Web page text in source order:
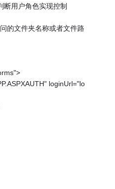
断用户角色实现控制
的文件夹名称或者文件路
loginUrl="lo